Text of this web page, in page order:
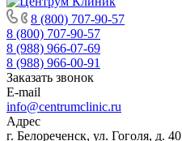
8 (800) 707-90-57
8 (800) 707-90-57
8 (988) 966-07-69
8 (988) 966-00-91
Заказать звонок
E-mail
info@centrumclinic.ru
Адрес
г. Белореченск, ул. Гоголя, д. 40